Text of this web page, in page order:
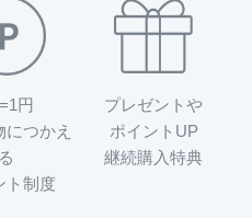
円
につかえ
る
ト制度
プレゼントや
ポイントUP
継続購入特典